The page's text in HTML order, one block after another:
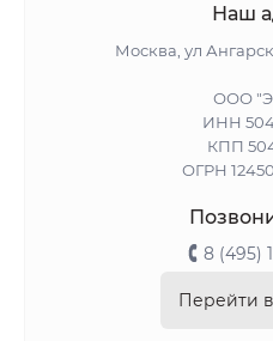
Наш
Москва, ул
ООО
ИНН
КПП
ОГРН
8 (495)
Перейти